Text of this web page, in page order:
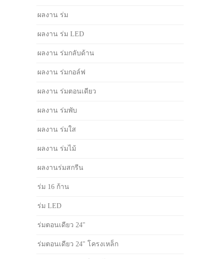
ผลงาน ร่ม
ผลงาน ร่ม LED
ผลงาน ร่มกลับด้าน
ผลงาน ร่มกอล์ฟ
ผลงาน ร่มตอนเดียว
ผลงาน ร่มพับ
ผลงาน ร่มใส
ผลงาน ร่มไม้
ผลงานร่มสกรีน
ร่ม 16 ก้าน
ร่ม LED
ร่มตอนเดียว 24"
ร่มตอนเดียว 24" โครงเหล็ก